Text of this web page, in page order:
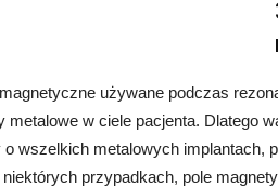
używane podczas
metalowe w ciele pacjenta. Dlatego
wszelkich metalowych implantach,
przypadkach, pole